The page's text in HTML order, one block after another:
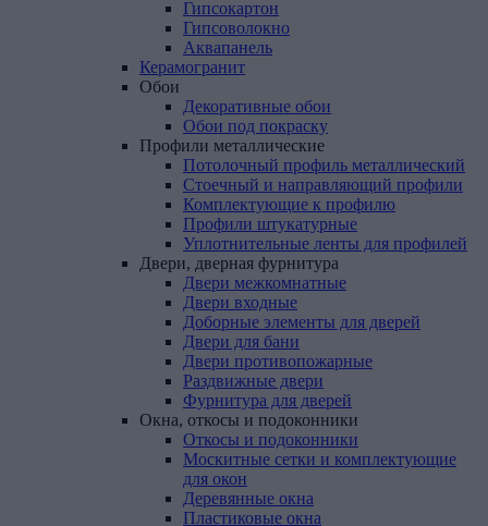
Гипсокартон
Гипсоволокно
Аквапанель
Керамогранит
Обои
Декоративные обои
Обои под покраску
Профили металлические
Потолочный профиль металлический
Стоечный и направляющий профили
Комплектующие к профилю
Профили штукатурные
Уплотнительные ленты для профилей
Двери, дверная фурнитура
Двери межкомнатные
Двери входные
Доборные элементы для дверей
Двери для бани
Двери противопожарные
Раздвижные двери
Фурнитура для дверей
Окна, откосы и подоконники
Откосы и подоконники
Москитные сетки и комплектующие
для окон
Деревянные окна
Пластиковые окна